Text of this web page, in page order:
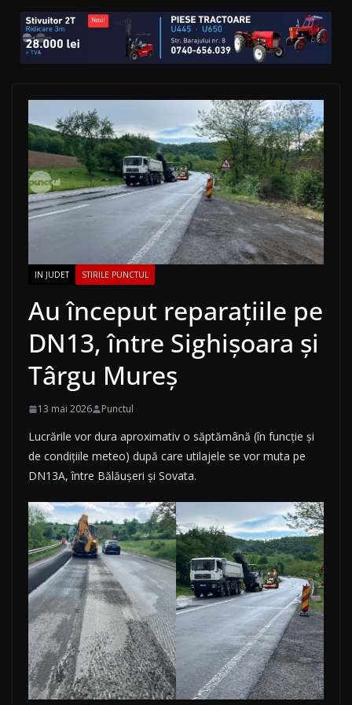
IN JUDET STIRILE PUNCTUL
Au început reparațiile pe
DN13, între Sighișoara și
Târgu Mureș
13 mai 2026 Punctul
Lucrările vor dura aproximativ o săptămână (în funcție și
de condițiile meteo) după care utilajele se vor muta pe
DN13A, între Bălăușeri și Sovata.